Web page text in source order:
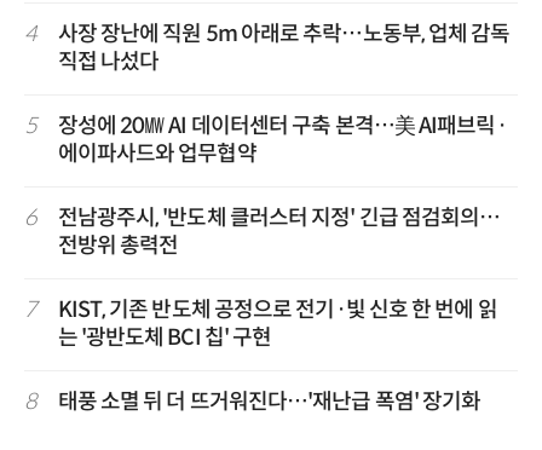
4
사장 장난에 직원 5m 아래로 추락…노동부, 업체 감독
직접 나섰다
5
장성에 20㎿ AI 데이터센터 구축 본격…美 AI패브릭·
에이파사드와 업무협약
6
전남광주시, '반도체 클러스터 지정' 긴급 점검회의…
전방위 총력전
7
KIST, 기존 반도체 공정으로 전기·빛 신호 한 번에 읽
는 '광반도체 BCI 칩' 구현
8 태풍 소멸 뒤 더 뜨거워진다…'재난급 폭염' 장기화